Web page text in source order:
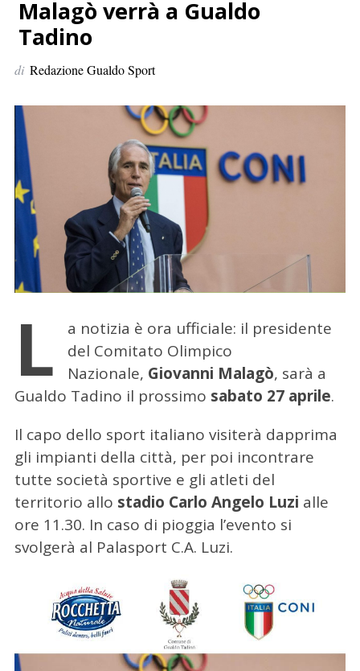
e
r
:
Malagò verrà a Gualdo
Tadino
di Redazione Gualdo Sport
L
a notizia è ora ufficiale: il presidente
del Comitato Olimpico
Nazionale, Giovanni Malagò, sarà a
Gualdo Tadino il prossimo sabato 27 aprile.
Il capo dello sport italiano visiterà dapprima
gli impianti della città, per poi incontrare
tutte società sportive e gli atleti del
territorio allo stadio Carlo Angelo Luzi alle
ore 11.30. In caso di pioggia l’evento si
svolgerà al Palasport C.A. Luzi.